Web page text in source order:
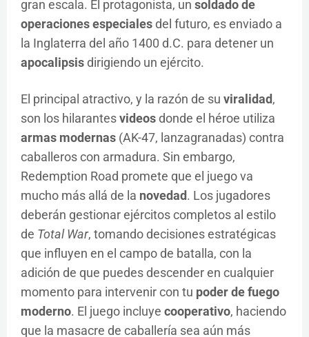
gran escala. El protagonista, un soldado de
operaciones especialesdel futuro, es enviado a
la Inglaterra del año 1400 d.C. para detener un
apocalipsisdirigiendo un ejército.
El principal atractivo, y la razón de su viralidad,
son los hilarantesvideosdonde el héroe utiliza
armas modernas (AK-47, lanzagranadas) contra
caballeros con armadura. Sin embargo,
Redemption Road promete que el juego va
mucho más allá de la novedad. Los jugadores
deberán gestionar ejércitos completos al estilo
de Total War, tomando decisiones estratégicas
que influyen en el campo de batalla, con la
adición de que puedes descender en cualquier
momento para intervenir con tu poder de fuego
moderno. El juego incluye cooperativo, haciendo
que la masacre de caballería sea aún más